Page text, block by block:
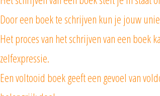
Door een boek te schrijven kun je jouw
Het proces van het schrijven van een boek
zelfexpressie.
Een voltooid boek geeft een gevoel van